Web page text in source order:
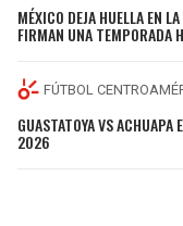
MÉXICO DEJA HUELLA EN
FIRMAN UNA TEMPORADA
FÚTBOL
GUASTATOYA VS
2026